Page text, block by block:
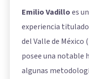
Emilio Vadilloes
experiencia
del Valle de México
posee una notable
algunas